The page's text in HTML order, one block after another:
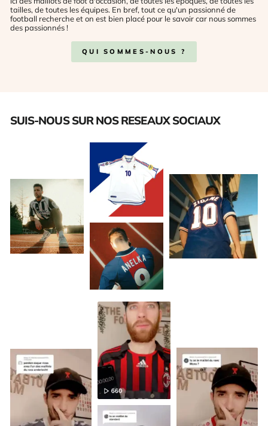
tailles, de toutes les équipes. En bref, tout ce qu'un passionné de
football recherche et on est bien placé pour le savoir car nous sommes
des passionnés !
QUI SOMMES-NOUS ?
SUIS-NOUS SUR NOS RESEAUX SOCIAUX